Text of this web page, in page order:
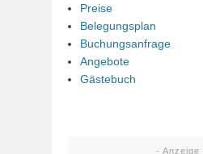
Preise
Belegungsplan
Buchungsanfrage
Angebote
Gästebuch
- Anzeige